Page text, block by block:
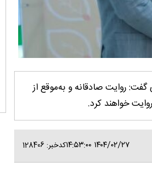
روایت صادقانه و به‌موقع از
خواهند کرد.
۱۴۰۴/۰۲/۲۷ ۱۴:۵۳:۰۰ کدخبر: 128406